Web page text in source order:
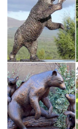
Статуэтки фен-шуй.
Обсуждение…
Статуэтку Дракона
если фигурка будет
символизирует
Статуэтку собаки
столе, как символ
Фигурки собаки –
Главная/Символ
8 x 13 см, В